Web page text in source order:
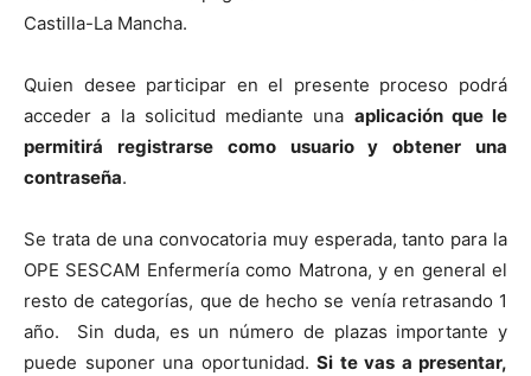
Castilla-La Mancha.
Quien desee participar en el presente proceso podrá
acceder a la solicitud mediante una aplicación que le
permitirá registrarse como usuario y obtener una
contraseña.
Se trata de una convocatoria muy esperada, tanto para la
OPE SESCAM Enfermería como Matrona, y en general el
resto de categorías, que de hecho se venía retrasando 1
año. Sin duda, es un número de plazas importante y
puede suponer una oportunidad. Si te vas a presentar,